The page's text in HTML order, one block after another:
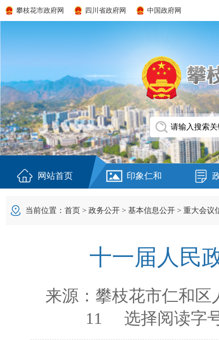
攀枝花市政府网 四川省政府网 中国政府网
网站首页 印象仁和
当前位置： 首页 > 政务公开 > 基本信息公开 > 重大会议
十一届人民
来源： 攀枝花市仁和区
11
选择阅读字